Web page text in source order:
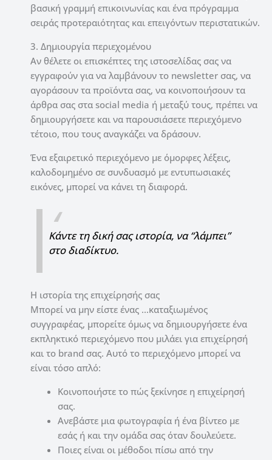
βασική γραμμή επικοινωνίας και ένα πρόγραμμα
σειράς προτεραιότητας και επειγόντων περιστατικών.
3. Δημιουργία περιεχομένου
Αν θέλετε οι επισκέπτες της ιστοσελίδας σας να
εγγραφούν για να λαμβάνουν το newsletter σας, να
αγοράσουν τα προϊόντα σας, να κοινοποιήσουν τα
άρθρα σας στα social media ή μεταξύ τους, πρέπει να
δημιουργήσετε και να παρουσιάσετε περιεχόμενο
τέτοιο, που τους αναγκάζει να δράσουν.
Ένα εξαιρετικό περιεχόμενο με όμορφες λέξεις,
καλοδομημένο σε συνδυασμό με εντυπωσιακές
εικόνες, μπορεί να κάνει τη διαφορά.
Κάντε τη δική σας ιστορία, να “λάμπει”
στο διαδίκτυο.
Η ιστορία της επιχείρησής σας
Μπορεί να μην είστε ένας …καταξιωμένος
συγγραφέας, μπορείτε όμως να δημιουργήσετε ένα
εκπληκτικό περιεχόμενο που μιλάει για επιχείρησή
και το brand σας. Αυτό το περιεχόμενο μπορεί να
είναι τόσο απλό:
Κοινοποιήστε το πώς ξεκίνησε η επιχείρησή
σας.
Ανεβάστε μια φωτογραφία ή ένα βίντεο με
εσάς ή και την ομάδα σας όταν δουλεύετε.
Ποιες είναι οι μέθοδοι πίσω από την